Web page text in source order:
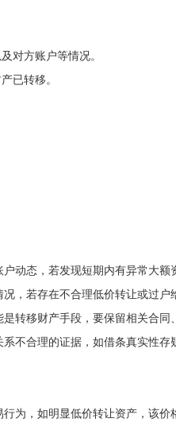
对方账户等情况。
已转移。
动态，若发现短期内有异常大额
，若存在不合理低价转让或过户
转移财产手段，要保留相关合同
不合理的证据，如借条真实性存
为，如明显低价转让资产，该价